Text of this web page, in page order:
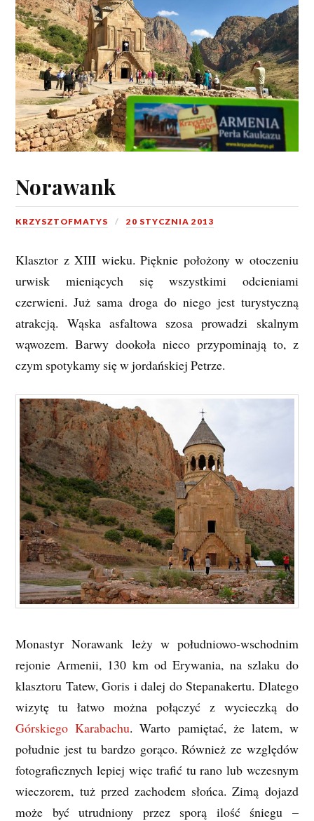
Norawank
KRZYSZTOFMATYS 20 STYCZNIA 2013
Klasztor z XIII wieku. Pięknie położony w otoczeniu
urwisk mieniących się wszystkimi odcieniami
czerwieni. Już sama droga do niego jest turystyczną
atrakcją. Wąska asfaltowa szosa prowadzi skalnym
wąwozem. Barwy dookoła nieco przypominają to, z
czym spotykamy się w jordańskiej Petrze.
Monastyr Norawank leży w południowo-wschodnim
rejonie Armenii, 130 km od Erywania, na szlaku do
klasztoru Tatew, Goris i dalej do Stepanakertu. Dlatego
wizytę tu łatwo można połączyć z wycieczką do
Górskiego Karabachu. Warto pamiętać, że latem, w
południe jest tu bardzo gorąco. Również ze względów
fotograficznych lepiej więc trafić tu rano lub wczesnym
wieczorem, tuż przed zachodem słońca. Zimą dojazd
może być utrudniony przez sporą ilość śniegu –